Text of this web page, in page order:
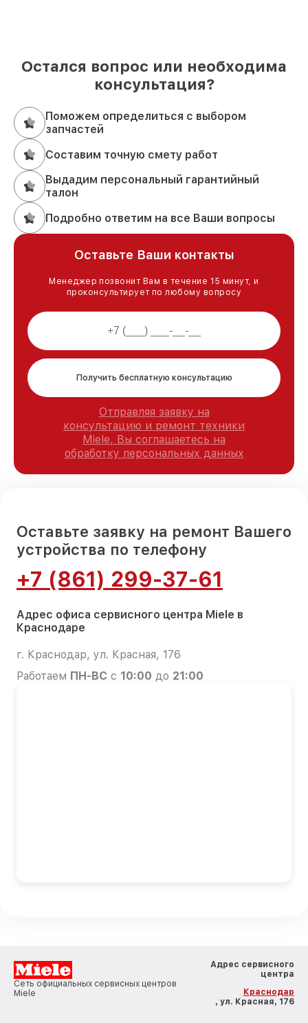
Остался вопрос или необходима
консультация?
Поможем определиться с выбором
запчастей
Составим точную смету работ
Выдадим персональный гарантийный
талон
Подробно ответим на все Ваши вопросы
Оставьте Ваши контакты
Менеджер позвонит Вам в течение 15 минут, и
проконсультирует по любому вопросу
Получить бесплатную консультацию
Отправляя заявку на
консультацию и ремонт техники
Miele, Вы соглашаетесь на
обработку персональных данных
Оставьте заявку на ремонт Вашего
устройства по телефону
+7 (861) 299-37-61
Адрес офиса сервисного центра Miele в
Краснодаре
г. Краснодар, ул. Красная, 176
Работаем ПН-ВС с 10:00 до 21:00
Сеть официальных сервисных центров
Miele
Адрес сервисного
центра
Краснодар
, ул. Красная, 176